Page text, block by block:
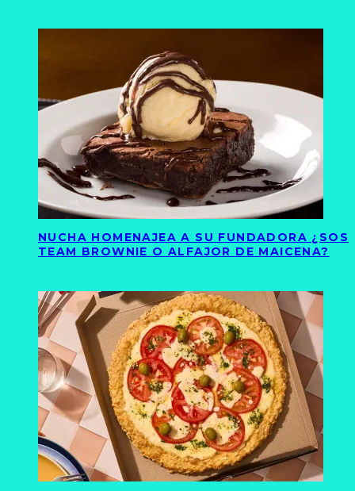
NUCHA HOMENAJEA A SU FUNDADORA ¿SOS
TEAM BROWNIE O ALFAJOR DE MAICENA?